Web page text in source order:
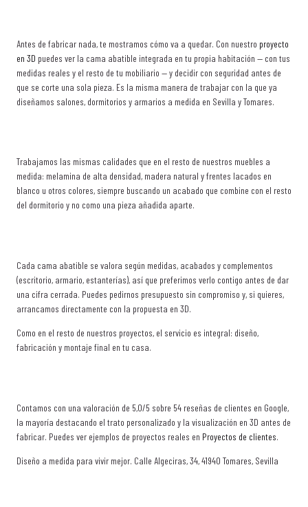
Antes de fabricar nada, te mostramos cómo va a quedar. Con nuestro proyecto
en 3D puedes ver la cama abatible integrada en tu propia habitación — con tus
medidas reales y el resto de tu mobiliario — y decidir con seguridad antes de
que se corte una sola pieza. Es la misma manera de trabajar con la que ya
diseñamos salones, dormitorios y armarios a medida en Sevilla y Tomares.
Trabajamos las mismas calidades que en el resto de nuestros muebles a
medida: melamina de alta densidad, madera natural y frentes lacados en
blanco u otros colores, siempre buscando un acabado que combine con el resto
del dormitorio y no como una pieza añadida aparte.
Cada cama abatible se valora según medidas, acabados y complementos
(escritorio, armario, estanterías), así que preferimos verlo contigo antes de dar
una cifra cerrada. Puedes pedirnos presupuesto sin compromiso y, si quieres,
arrancamos directamente con la propuesta en 3D.
Como en el resto de nuestros proyectos, el servicio es integral: diseño,
fabricación y montaje final en tu casa.
Contamos con una valoración de 5,0/5 sobre 54 reseñas de clientes en Google,
la mayoría destacando el trato personalizado y la visualización en 3D antes de
fabricar. Puedes ver ejemplos de proyectos reales en Proyectos de clientes.
Diseño a medida para vivir mejor. Calle Algeciras, 34, 41940 Tomares, Sevilla